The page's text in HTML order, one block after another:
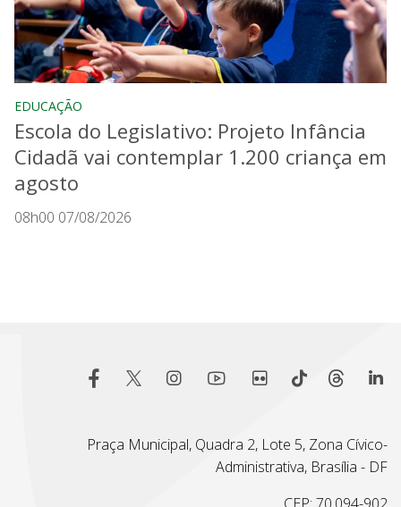
EDUCAÇÃO
Escola do Legislativo: Projeto Infância
Cidadã vai contemplar 1.200 criança em
agosto
08h00 07/08/2026
Praça Municipal, Quadra 2, Lote 5, Zona Cívico-
Administrativa, Brasília - DF